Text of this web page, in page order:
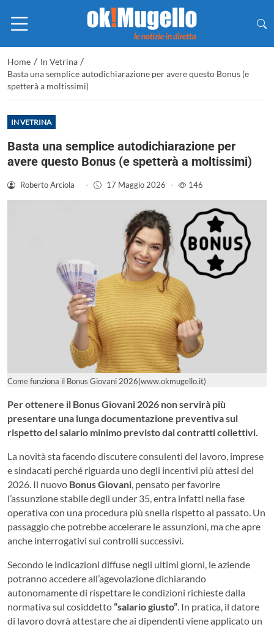
Home / In Vetrina /
Basta una semplice autodichiarazione per avere questo Bonus (e
spetterà a moltissimi)
IN VETRINA
Basta una semplice autodichiarazione per
avere questo Bonus (e spetterà a moltissimi)
Roberto Arciola - 17 Maggio 2026 - 146
Come funziona il Bonus Giovani 2026(www.okmugello.it)
Per ottenere il Bonus Giovani 2026 non servirà più
presentare una lunga documentazione preventiva sul
rispetto del salario minimo previsto dai contratti collettivi.
La novità sta facendo discutere consulenti del lavoro, imprese
e sindacati perché riguarda uno degli incentivi più attesi del
2026. Il nuovo Bonus Giovani , pensato per favorire
l’assunzione stabile degli under 35, entra infatti nella fase
operativa con una procedura più snella rispetto al passato. Un
passaggio che potrebbe accelerare le assunzioni, ma che apre
anche interrogativi sui controlli successivi.
Secondo le indicazioni diffuse negli ultimi giorni, le aziende
potranno accedere all’agevolazione dichiarando
autonomamente di rispettare le condizioni richieste dalla
normativa sul cosiddetto“salario giusto” . In pratica, il datore
di lavoro dovrà attestare che ai dipendenti viene applicato un